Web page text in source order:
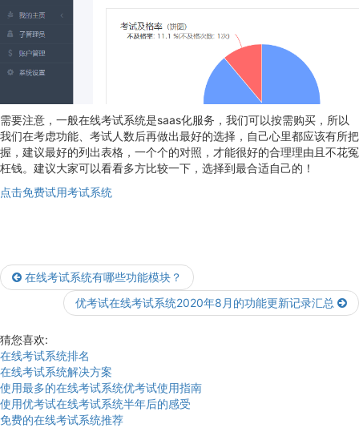
需要注意，一般在线考试系统是saas化服务，我们可以按需购买，所以
我们在考虑功能、考试人数后再做出最好的选择，自己心里都应该有所把
握，建议最好的列出表格，一个个的对照，才能很好的合理理由且不花冤
枉钱。建议大家可以看看多方比较一下，选择到最合适自己的！
点击免费试用考试系统
在线考试系统有哪些功能模块？
优考试在线考试系统2020年8月的功能更新记录汇总
猜您喜欢:
在线考试系统排名
在线考试系统解决方案
使用最多的在线考试系统优考试使用指南
使用优考试在线考试系统半年后的感受
免费的在线考试系统推荐